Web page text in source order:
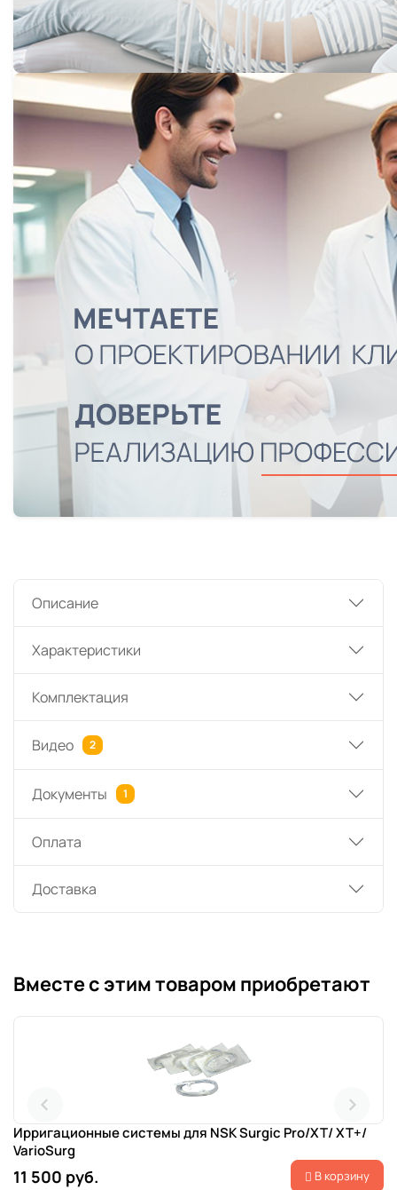
Описание
Характеристики
Комплектация
Видео 2
Документы 1
Оплата
Доставка
Вместе с этим товаром приобретают
Ирригационные системы для NSK Surgic Pro/XT/ XT+/
VarioSurg
11 500 руб. В корзину